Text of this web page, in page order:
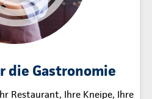
die Gastronomie
Restaurant, Ihre Kneipe, Ihre